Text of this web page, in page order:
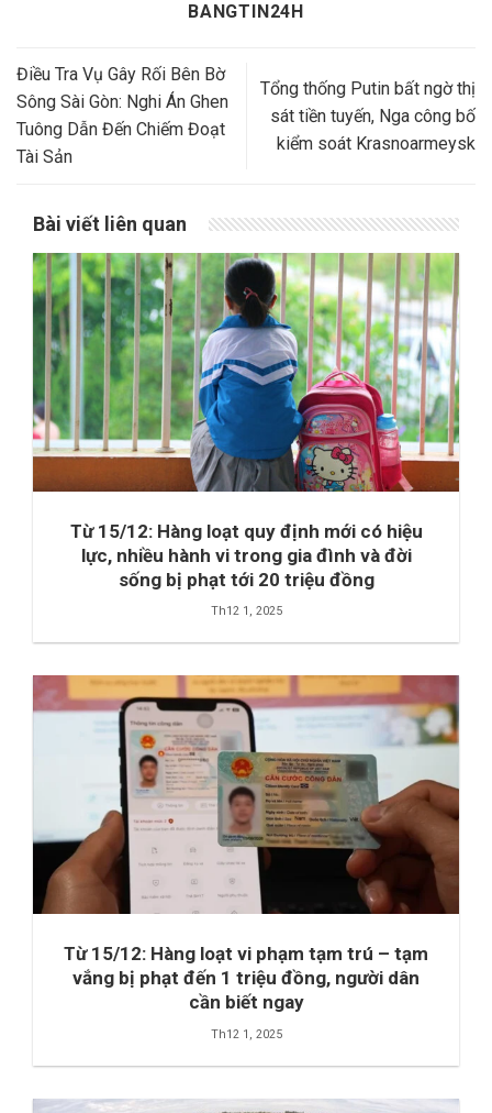
BANGTIN24H
Điều Tra Vụ Gây Rối Bên Bờ
Sông Sài Gòn: Nghi Án Ghen
Tuông Dẫn Đến Chiếm Đoạt
Tài Sản
Tổng thống Putin bất ngờ thị
sát tiền tuyến, Nga công bố
kiểm soát Krasnoarmeysk
Bài viết liên quan
Từ 15/12: Hàng loạt quy định mới có hiệu
lực, nhiều hành vi trong gia đình và đời
sống bị phạt tới 20 triệu đồng
Th12 1, 2025
Từ 15/12: Hàng loạt vi phạm tạm trú – tạm
vắng bị phạt đến 1 triệu đồng, người dân
cần biết ngay
Th12 1, 2025